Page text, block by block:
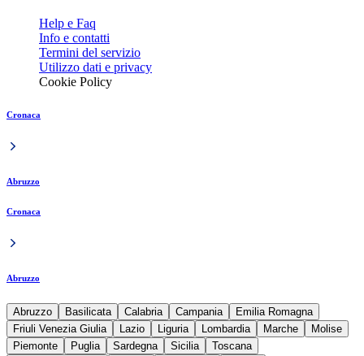
Help e Faq
Info e contatti
Termini del servizio
Utilizzo dati e privacy
Cookie Policy
Cronaca
Abruzzo
Cronaca
Abruzzo
Abruzzo Basilicata Calabria Campania
Emilia Romagna
Friuli Venezia Giulia
Lazio Liguria Lombardia Marche
Molise
Piemonte
Puglia Sardegna Sicilia
Toscana